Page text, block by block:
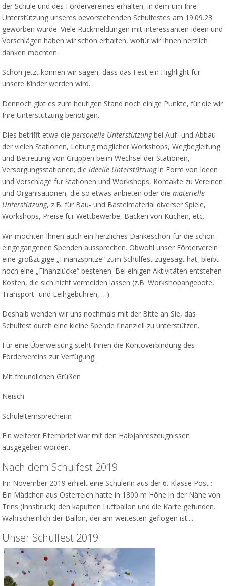
der Schule und des Fördervereines erhalten, in dem um Ihre
Unterstützung unseres bevorstehenden Schulfestes am 19.09.23
geworben wurde. Viele Rückmeldungen mit interessanten Ideen und
Vorschlägen haben wir schon erhalten, wofür wir Ihnen herzlich
danken möchten.
Schon jetzt können wir sagen, dass das Fest ein Highlight für
unsere Kinder werden wird.
Dennoch gibt es zum heutigen Stand noch einige Punkte, für die wir
Ihre Unterstützung benötigen.
Dies betrifft etwa diepersonelle Unterstützungbei Auf- und Abbau
der vielen Stationen, Leitung möglicher Workshops, Wegbegleitung
und Betreuung von Gruppen beim Wechsel der Stationen,
Versorgungsstationen; dieideelle Unterstützungin Form von Ideen
und Vorschläge für Stationen und Workshops, Kontakte zu Vereinen
und Organisationen, die so etwas anbieten oder diematerielle
Unterstützung, z.B. für Bau- und Bastelmaterial diverser Spiele,
Workshops, Preise für Wettbewerbe, Backen von Kuchen, etc.
Wir möchten Ihnen auch ein herzliches Dankeschön für die schon
eingegangenen Spenden aussprechen. Obwohl unser Förderverein
eine großzügige „Finanzspritze“ zum Schulfest zugesagt hat, bleibt
noch eine „Finanzlücke“ bestehen. Bei einigen Aktivitäten entstehen
Kosten, die sich nicht vermeiden lassen (z.B. Workshopangebote,
Transport- und Leihgebühren, …).
Deshalb wenden wir uns nochmals mit der Bitte an Sie, das
Schulfest durch eine kleine Spende finanziell zu unterstützen.
Für eine Überweisung steht Ihnen die Kontoverbindung des
Fördervereins zur Verfügung.
Mit freundlichen Grüßen
Neisch
Schulelternsprecherin
Ein weiterer Elternbrief war mit den Halbjahreszeugnissen
ausgegeben worden.
Nach dem Schulfest 2019
Im November 2019 erhielt eine Schülerin aus der 6. Klasse Post :
Ein Mädchen aus Österreich hatte in 1800 m Höhe in der Nähe von
Trins (Innsbruck) den kaputten Luftballon und die Karte gefunden.
Wahrscheinlich der Ballon, der am weitesten geflogen ist....
Unser Schulfest 2019